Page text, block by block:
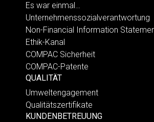
Es war einmal…
Unternehmenssozialverantwortung
Non-Financial Information
Ethik-Kanal
COMPAC Sicherheit
COMPAC-Patente
QUALITÄT
Umweltengagement
Qualitätszertifikate
KUNDENBETREUUNG